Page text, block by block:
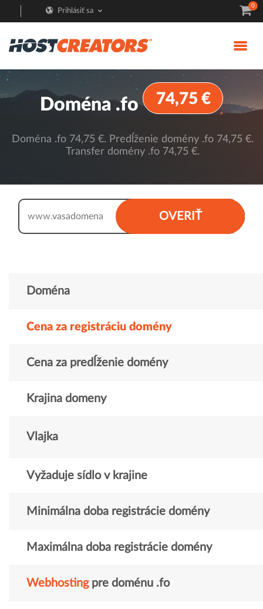
Prihlásiť sa
0
Doména .fo 74,75 €
Doména .fo 74,75 €. Predĺženie domény .fo 74,75 €.
Transfer domény .fo 74,75 €.
OVERIŤ
www.
Doména
Cena za registráciu domény
Cena za predĺženie domény
Krajina domeny
Vlajka
Vyžaduje sídlo v krajine
Minimálna doba registrácie domény
Maximálna doba registrácie domény
Webhostingpre doménu .fo